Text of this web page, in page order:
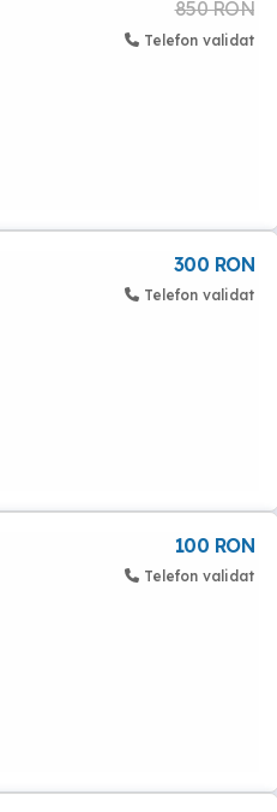
850 RON
Telefon validat
300 RON
Telefon validat
100 RON
Telefon validat